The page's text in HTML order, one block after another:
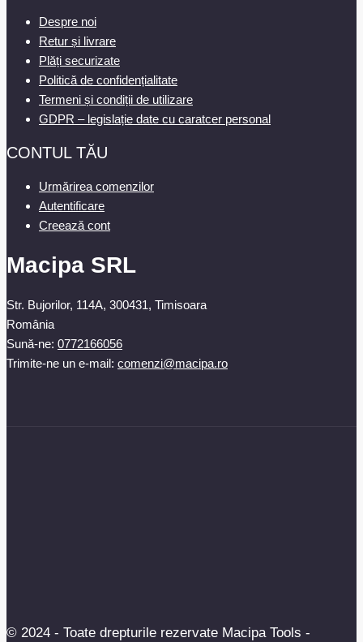
Despre noi
Retur și livrare
Plăți securizate
Politică de confidențialitate
Termeni și condiții de utilizare
GDPR – legislație date cu caratcer personal
CONTUL TĂU
Urmărirea comenzilor
Autentificare
Creează cont
Macipa SRL
Str. Bujorilor, 114A, 300431, Timisoara
România
Sună-ne: 0772166056
Trimite-ne un e-mail: comenzi@macipa.ro
© 2024 - Toate drepturile rezervate Macipa Tools -